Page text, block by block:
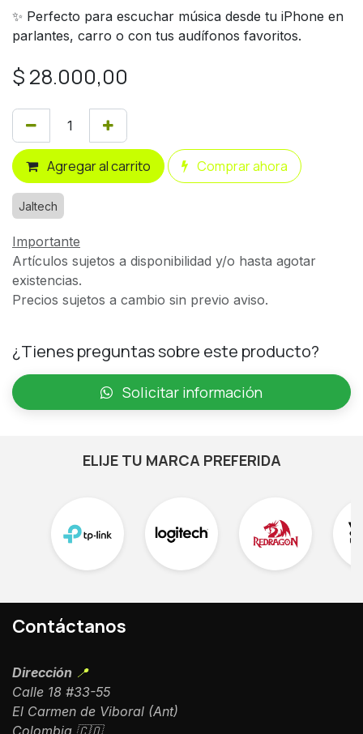
✨ Perfecto para escuchar música desde tu iPhone en
parlantes, carro o con tus audífonos favoritos.
$ 28.000,00
Agregar al carrito Comprar ahora
Jaltech
Importante
Artículos sujetos a disponibilidad y/o hasta agotar
existencias.
Precios sujetos a cambio sin previo aviso.
¿Tienes preguntas sobre este producto?
Solicitar información
ELIJE TU MARCA PREFERIDA
Contáctanos
Dirección 📍
Calle 18 #33-55
El Carmen de Viboral (Ant)
Colombia 🇨🇴